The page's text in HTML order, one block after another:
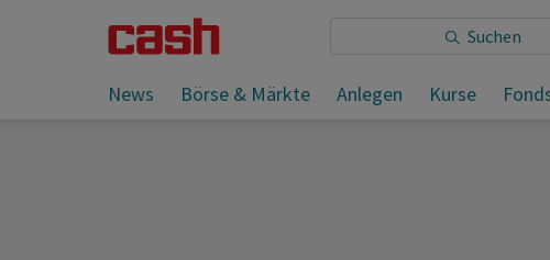
News Börse & Märkte Anlegen Kurse
Sie lesen: Also mit deutlich weniger Umsatz und Gewinn